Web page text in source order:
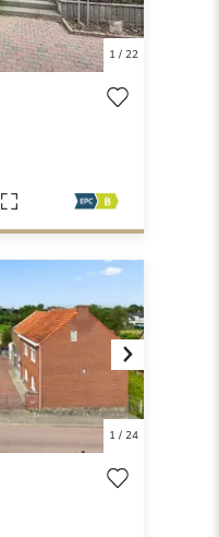
1/ 22
Next
1/ 24